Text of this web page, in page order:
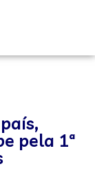
pela 1ª